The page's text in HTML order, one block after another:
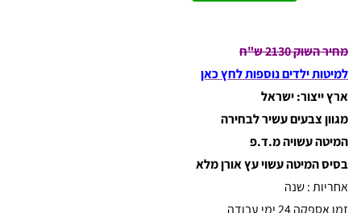
מחיר השוק 2130 ש"ח
למיטות ילדים נוספות לחץ כאן
ארץ ייצור: ישראל
מגוון צבעים עשיר לבחירה
המיטה עשויה מ.ד.פ
בסיס המיטה עשוי עץ אורן מלא
אחריות : שנה